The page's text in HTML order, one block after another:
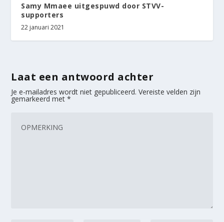
Samy Mmaee uitgespuwd door STVV-
supporters
22 januari 2021
Laat een antwoord achter
Je e-mailadres wordt niet gepubliceerd. Vereiste velden zijn
gemarkeerd met*